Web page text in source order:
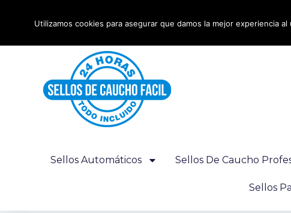
Sellos Automáticos Sellos De Caucho
Sellos
Utilizamos cookies para asegurar que damos la mejor experiencia